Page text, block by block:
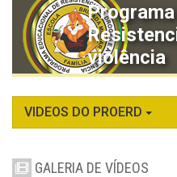
menu
busca
conteúdo
violência
VIDEOS DO PROERD
GALERIA DE VÍDEOS